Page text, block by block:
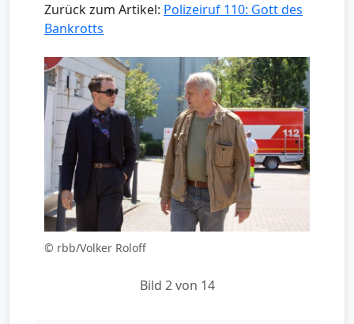
Zurück zum Artikel: Polizeiruf 110: Gott des
Bankrotts
© rbb/Volker Roloff
Bild 2 von 14